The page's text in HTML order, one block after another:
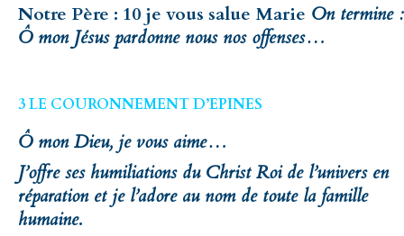
Notre Père : 10 je vous salue Marie On termine :
Ô mon Jésus pardonne nous nos offenses…
3 LE COURONNEMENT D’EPINES
Ô mon Dieu, je vous aime…
J’offre ses humiliations du Christ Roi de l’univers en
réparation et je l’adore au nom de toute la famille
humaine.